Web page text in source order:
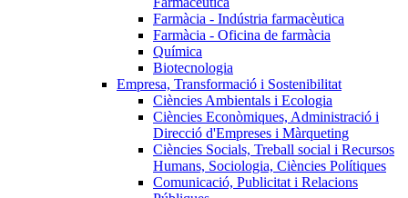
Farmàcia - Indústria farmacèutica
Farmàcia - Oficina de farmàcia
Química
Biotecnologia
Empresa, Transformació i Sostenibilitat
Ciències Ambientals i Ecologia
Ciències Econòmiques, Administració i
Direcció d'Empreses i Màrqueting
Ciències Socials, Treball social i Recursos
Humans, Sociologia, Ciències Polítiques
Comunicació, Publicitat i Relacions